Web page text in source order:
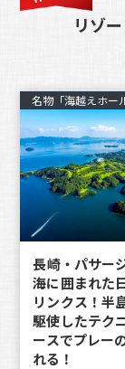
リゾ
名物「海越えホー
長崎・パサー
海に囲まれた
リンクス！半
駆使したテク
ースでプレー
れる！